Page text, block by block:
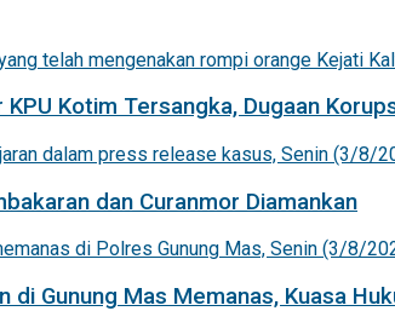
Kotim Tersangka, Dugaan
dan Curanmor Diamankan
di Gunung Mas Memanas, Kuasa